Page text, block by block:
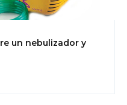
un nebulizador y